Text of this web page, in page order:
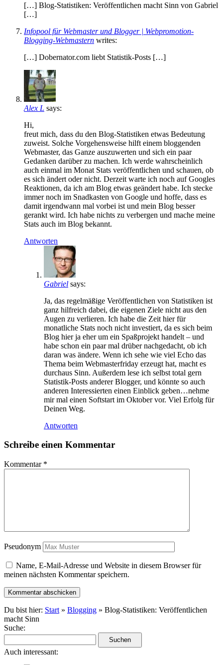
[…] Blog-Statistiken: Veröffentlichen macht Sinn von Gabriel
[…]
Infopool für Webmaster und Blogger | Webpromotion-
Blogging-Webmastern writes:
[…] Dobernator.com liebt Statistik-Posts […]
Alex L says:
Hi,
freut mich, dass du den Blog-Statistiken etwas Bedeutung
zuweist. Solche Vorgehensweise hilft einem bloggenden
Webmaster, das Ganze auszuwerten und sich ein paar
Gedanken darüber zu machen. Ich werde wahrscheinlich
auch einmal im Monat Stats veröffentlichen und schauen, ob
es sich ändert oder nicht. Derzeit warte ich noch auf Googles
Reaktionen, da ich am Blog etwas geändert habe. Ich stecke
immer noch im Snadkasten von Google und hoffe, dass es
damit irgendwann mal vorbei ist und mein Blog besser
gerankt wird. Ich habe nichts zu verbergen und mache meine
Stats auch im Blog bekannt.
Antworten
Gabriel says:
Ja, das regelmäßige Veröffentlichen von Statistiken ist
ganz hilfreich dabei, die eigenen Ziele nicht aus den
Augen zu verlieren. Ich habe die Zeit hier für
monatliche Stats noch nicht investiert, da es sich beim
Blog hier ja eher um ein Spaßprojekt handelt – und
habe schon ein paar mal drüber nachgedacht, ob ich
daran was ändere. Wenn ich sehe wie viel Echo das
Thema beim Webmasterfriday erzeugt hat, macht es
durchaus Sinn. Außerdem lese ich selbst total gern
Statistik-Posts anderer Blogger, und könnte so auch
anderen Interessierten einen Einblick geben…nehme
mir mal einen Softstart im Oktober vor. Viel Erfolg für
Deinen Weg.
Antworten
Schreibe einen Kommentar
Kommentar *
Pseudonym
Name, E-Mail-Adresse und Website in diesem Browser für
meinen nächsten Kommentar speichern.
Du bist hier: Start » Blogging » Blog-Statistiken: Veröffentlichen
macht Sinn
Suche:
Auch interessant: